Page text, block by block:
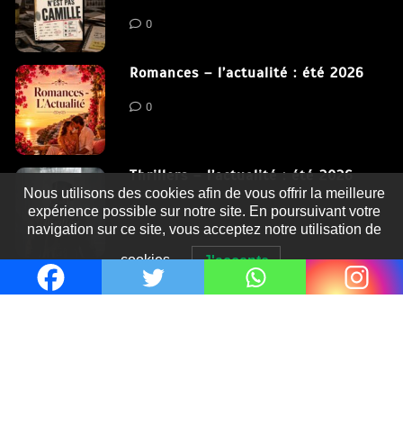
0
Romances – l’actualité : été 2026
0
Thrillers – l’actualité : été 2026
0
Nous utilisons des cookies afin de vous offrir la meilleure
expérience possible sur notre site. En poursuivant votre
navigation sur ce site, vous acceptez notre utilisation de
cookies. J'accepte